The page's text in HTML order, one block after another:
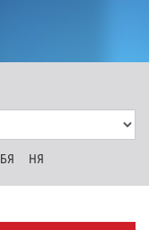
БЯ НЯ